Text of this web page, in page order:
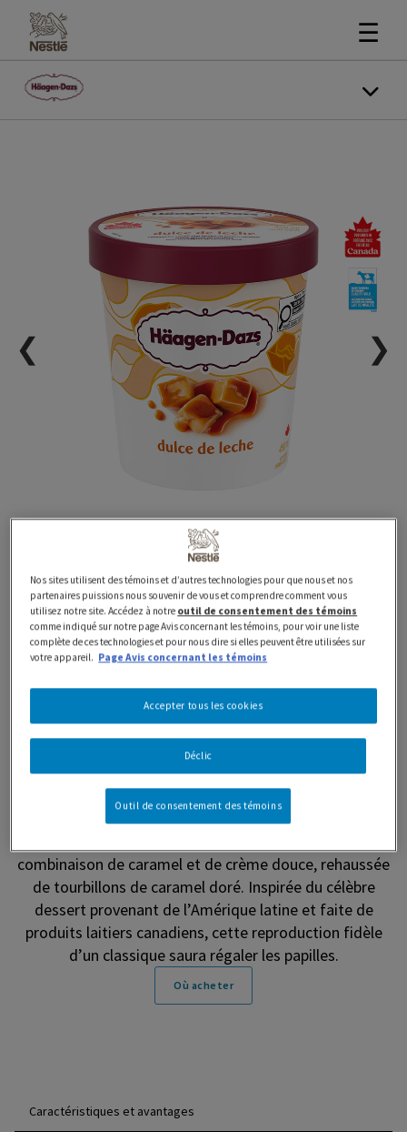
☰
❮ ❯
450 mlClassiquesContenants
Crème glacée HÄAGEN-
DAZS Dulce de leche
Offrez-vous le goût irrésistible de la crème glacée
HÄAGEN-DAZS Dulce de leche (450 ml). Depuis 1960,
nous sommes guidés par la passion de transformer
uniquement les meilleurs ingrédients en une expérience
de crème glacée tout simplement extraordinaire. Notre
combinaison de caramel et de crème douce, rehaussée
de tourbillons de caramel doré. Inspirée du célèbre
dessert provenant de l’Amérique latine et faite de
produits laitiers canadiens, cette reproduction fidèle
d’un classique saura régaler les papilles.
Où acheter
Caractéristiques et avantages
Nos sites utilisent des témoins et d’autres technologies pour que nous et nos
partenaires puissions nous souvenir de vous et comprendre comment vous
utilisez notre site. Accédez à notre outil de consentement des témoins
comme indiqué sur notre page Avis concernant les témoins, pour voir une liste
complète de ces technologies et pour nous dire si elles peuvent être utilisées sur
votre appareil. Page Avis concernant les témoins
Déclic
Accepter tous les cookies
Outil de consentement des témoins